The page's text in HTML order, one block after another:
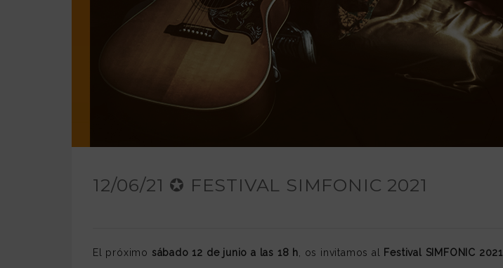
12/06/21 ✪ FESTIVAL SIMFONIC 2021
El próximo sábado 12 de junio a las 18 h , os invitamos al Festival SIMFONIC 2021